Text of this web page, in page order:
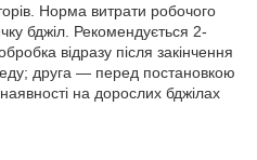
Норма витрати робочого
бджіл. Рекомендується 2-
відразу після закінчення
друга — перед постановкою
на дорослих бджілах